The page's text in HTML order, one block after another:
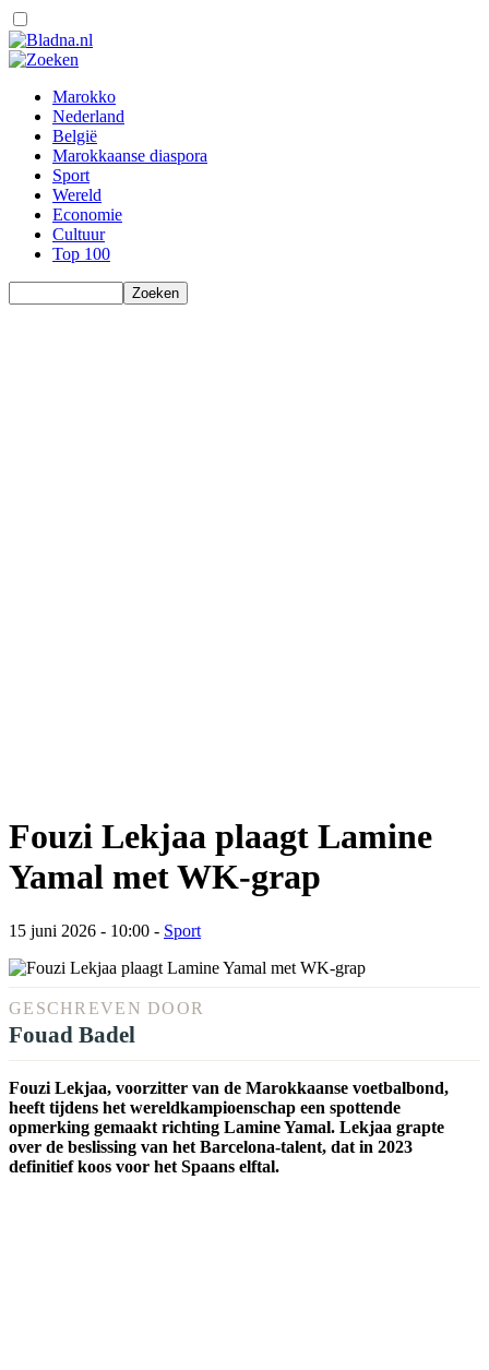
Marokko
Nederland
België
Marokkaanse diaspora
Sport
Wereld
Economie
Cultuur
Top 100
Fouzi Lekjaa plaagt Lamine
Yamal met WK-grap
15 juni 2026 - 10:00 - Sport
GESCHREVEN DOOR
Fouad Badel
Fouzi Lekjaa, voorzitter van de Marokkaanse voetbalbond,
heeft tijdens het wereldkampioenschap een spottende
opmerking gemaakt richting Lamine Yamal. Lekjaa grapte
over de beslissing van het Barcelona-talent, dat in 2023
definitief koos voor het Spaans elftal.